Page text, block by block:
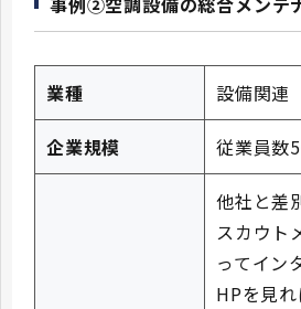
業種 設備関連
企業規模 従業員数
他社と差
スカウト
ってイン
HPを見